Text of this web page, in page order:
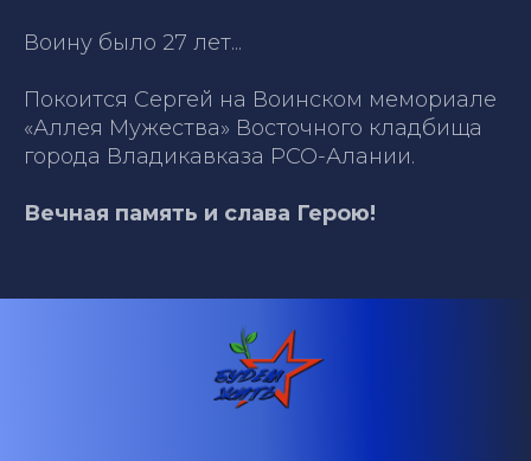
Воину было 27 лет...
Покоится Сергей на Воинском мемориале
«Аллея Мужества» Восточного кладбища
города Владикавказа РСО-Алании.
Вечная память и слава Герою!